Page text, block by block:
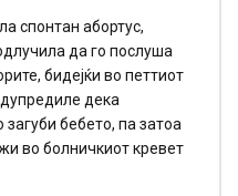
спонтан абортус,
да го послуша
бидејќи во петтиот
дека
бебето, па затоа
во болничкиот кревет